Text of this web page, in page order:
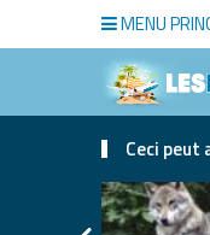
MENU
Ceci peut